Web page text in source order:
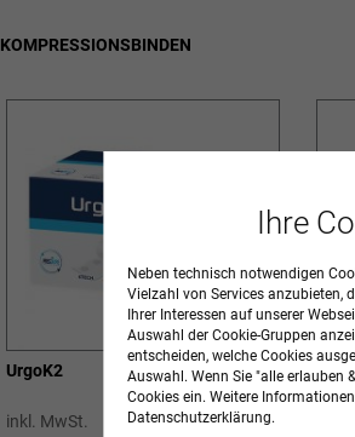
KOMPRESSIONSBINDEN
UrgoK2
inkl. MwSt. Ab32,86 €
Ihre
Neben technisch notwendigen
Vielzahl von Services anzubieten,
Ihrer Interessen auf unserer
Auswahl der Cookie-Gruppen
entscheiden, welche Cookies
Auswahl. Wenn Sie "alle erlauben
Cookies ein. Weitere
Datenschutzerklärung.